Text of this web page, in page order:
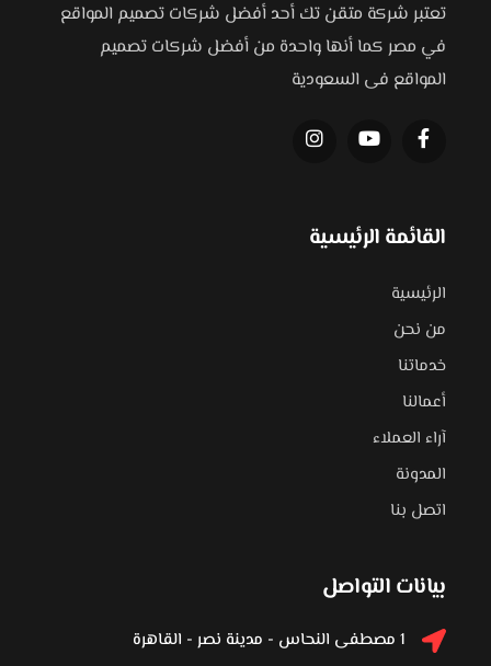
تعتبر شركة متقن تك أحد أفضل شركات تصميم المواقع
في مصر كما أنها واحدة من أفضل شركات تصميم
المواقع فى السعودية
القائمة الرئيسية
الرئيسية
من نحن
خدماتنا
أعمالنا
آراء العملاء
المدونة
اتصل بنا
بيانات التواصل
1 مصطفى النحاس - مدينة نصر - القاهرة